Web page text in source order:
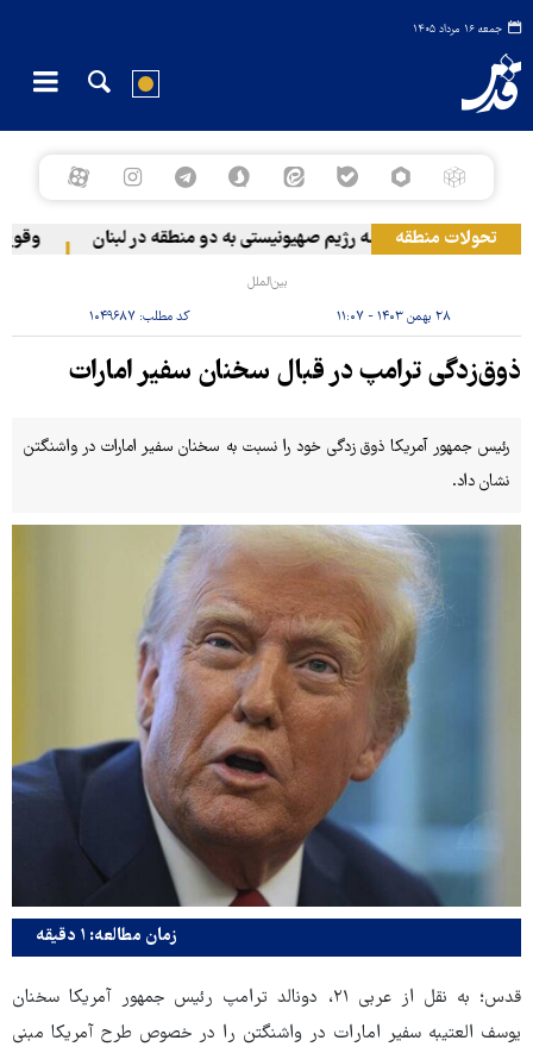
جمعه ۱۶ مرداد ۱۴۰۵
تحولات منطقهحمله رژیم صهیونیستی به دو منطقه در لبنان وقوع
بین‌الملل
۲۸ بهمن ۱۴۰۳ - ۱۱:۰۷ کد مطلب:۱۰۴۹۶۸۷
ذوق‌زدگی ترامپ در قبال سخنان سفیر امارات
رئیس جمهور آمریکا ذوق زدگی خود را نسبت به سخنان سفیر امارات در واشنگتن
نشان داد.
زمان مطالعه: ۱ دقیقه
قدس؛ به نقل از عربی ۲۱، دونالد ترامپ رئیس جمهور آمریکا سخنان
یوسف العتیبه سفیر امارات در واشنگتن را در خصوص طرح آمریکا مبنی